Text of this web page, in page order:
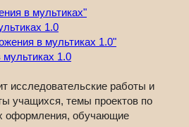
в мультиках"
в мультиках 1.0"
исследовательские работы и
учащихся, темы проектов по
оформления, обучающие